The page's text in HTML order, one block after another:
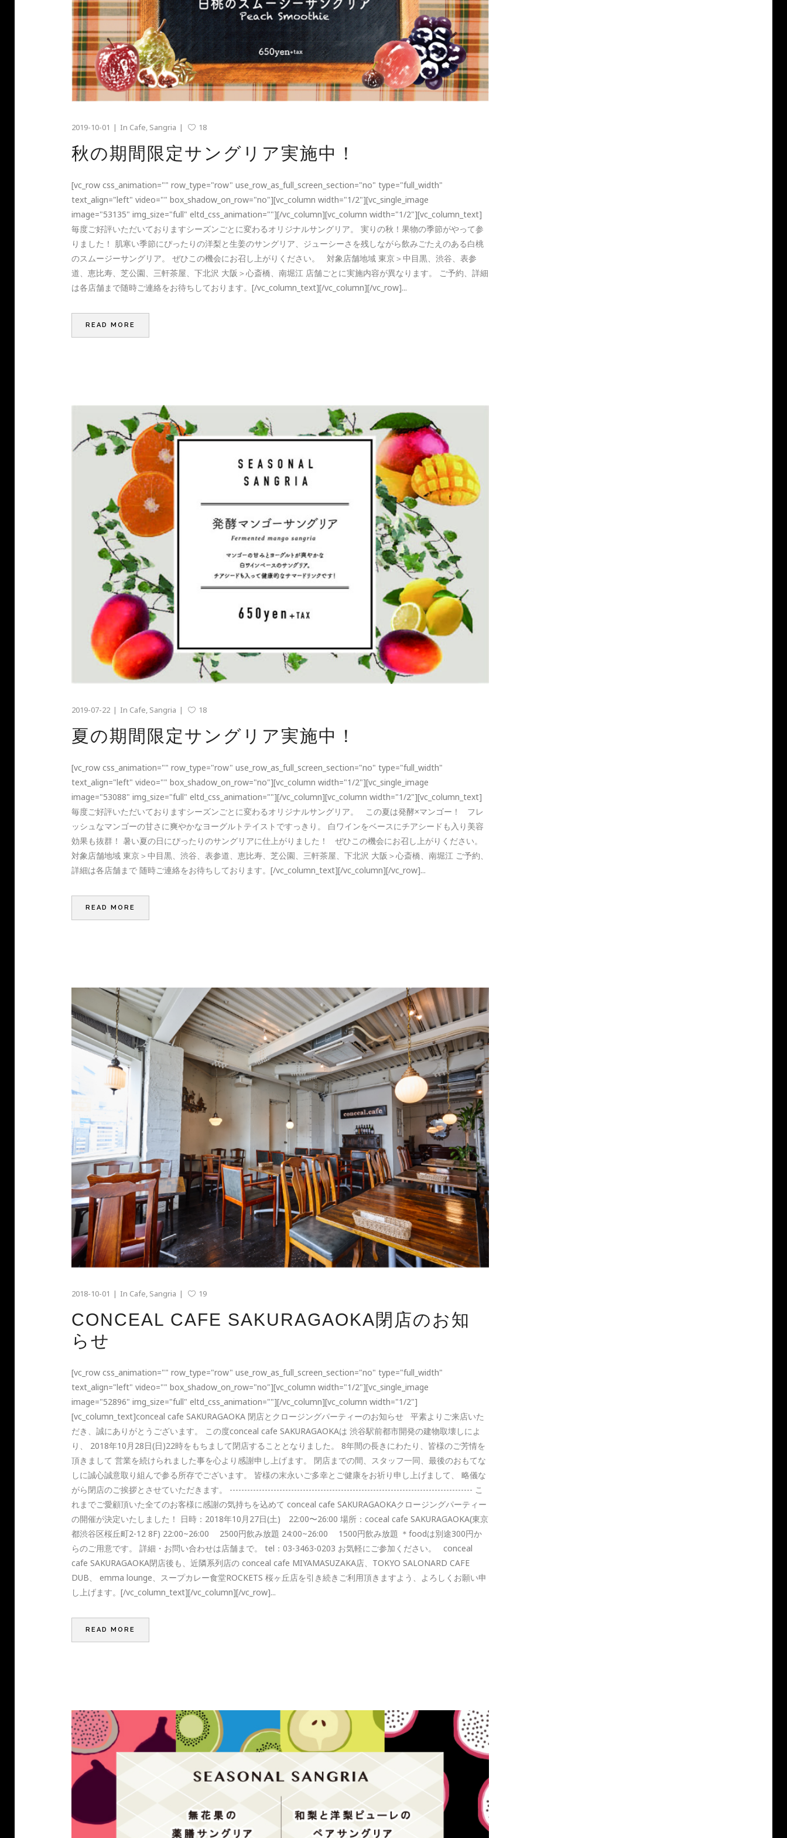
2019-10-01 In Cafe, Sangria 18
秋の期間限定サングリア実施中！
[vc_row css_animation="" row_type="row" use_row_as_full_screen_section="no" type="full_width"
text_align="left" video="" box_shadow_on_row="no"][vc_column width="1/2"][vc_single_image
image="53135" img_size="full" eltd_css_animation=""][/vc_column][vc_column width="1/2"][vc_column_text]
毎度ご好評いただいておりますシーズンごとに変わるオリジナルサングリア。 実りの秋！果物の季節がやって参
りました！ 肌寒い季節にぴったりの洋梨と生姜のサングリア、ジューシーさを残しながら飲みごたえのある白桃
のスムージーサングリア。 ぜひこの機会にお召し上がりください。 対象店舗地域 東京＞中目黒、渋谷、表参
道、恵比寿、芝公園、三軒茶屋、下北沢 大阪＞心斎橋、南堀江 店舗ごとに実施内容が異なります。 ご予約、詳細
は各店舗まで随時ご連絡をお待ちしております。[/vc_column_text][/vc_column][/vc_row]...
READ MORE
2019-07-22 In Cafe, Sangria 18
夏の期間限定サングリア実施中！
[vc_row css_animation="" row_type="row" use_row_as_full_screen_section="no" type="full_width"
text_align="left" video="" box_shadow_on_row="no"][vc_column width="1/2"][vc_single_image
image="53088" img_size="full" eltd_css_animation=""][/vc_column][vc_column width="1/2"][vc_column_text]
毎度ご好評いただいておりますシーズンごとに変わるオリジナルサングリア。 この夏は発酵×マンゴー！ フレ
ッシュなマンゴーの甘さに爽やかなヨーグルトテイストですっきり。 白ワインをベースにチアシードも入り美容
効果も抜群！ 暑い夏の日にぴったりのサングリアに仕上がりました！ ぜひこの機会にお召し上がりください。
対象店舗地域 東京＞中目黒、渋谷、表参道、恵比寿、芝公園、三軒茶屋、下北沢 大阪＞心斎橋、南堀江 ご予約、
詳細は各店舗まで 随時ご連絡をお待ちしております。[/vc_column_text][/vc_column][/vc_row]...
READ MORE
2018-10-01 In Cafe, Sangria 19
CONCEAL CAFE SAKURAGAOKA閉店のお知
らせ
[vc_row css_animation="" row_type="row" use_row_as_full_screen_section="no" type="full_width"
text_align="left" video="" box_shadow_on_row="no"][vc_column width="1/2"][vc_single_image
image="52896" img_size="full" eltd_css_animation=""][/vc_column][vc_column width="1/2"]
[vc_column_text]conceal cafe SAKURAGAOKA 閉店とクロージングパーティーのお知らせ 平素よりご来店いた
だき、誠にありがとうございます。 この度conceal cafe SAKURAGAOKAは 渋谷駅前都市開発の建物取壊しによ
り、 2018年10月28日(日)22時をもちまして閉店することとなりました。 8年間の長きにわたり、皆様のご芳情を
頂きまして 営業を続けられました事を心より感謝申し上げます。 閉店までの間、スタッフ一同、最後のおもてな
しに誠心誠意取り組んで参る所存でございます。 皆様の末永いご多幸とご健康をお祈り申し上げまして、 略儀な
がら閉店のご挨拶とさせていただきます。 ----------------------------------------------------------------------------------- こ
れまでご愛顧頂いた全てのお客様に感謝の気持ちを込めて conceal cafe SAKURAGAOKAクロージングパーティー
の開催が決定いたしました！ 日時：2018年10月27日(土) 22:00〜26:00 場所：coceal cafe SAKURAGAOKA(東京
都渋谷区桜丘町2-12 8F) 22:00~26:00 2500円飲み放題 24:00~26:00 1500円飲み放題 ＊foodは別途300円か
らのご用意です。 詳細・お問い合わせは店舗まで。 tel：03-3463-0203 お気軽にご参加ください。 conceal
cafe SAKURAGAOKA閉店後も、近隣系列店の conceal cafe MIYAMASUZAKA店、TOKYO SALONARD CAFE
DUB、 emma lounge、スープカレー食堂ROCKETS 桜ヶ丘店を引き続きご利用頂きますよう、よろしくお願い申
し上げます。[/vc_column_text][/vc_column][/vc_row]...
READ MORE